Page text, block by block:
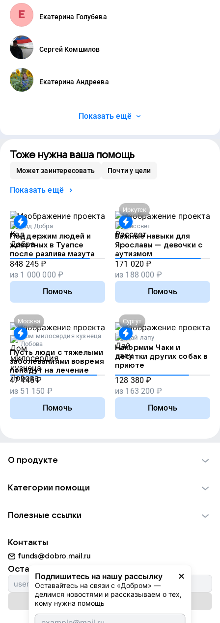
Екатерина Голубева
Сергей Комшилов
Екатерина Андреева
Показать ещё
Тоже нужна ваша помощь
Может заинтересовать Почти у цели
Показать ещё
Код Добра
Поддержим людей и
животных в Туапсе
после разлива мазута
848 245 ₽
из 1 000 000 ₽
Помочь
Иркутск
Рассвет
Важные навыки для
Ярославы — девочки с
аутизмом
171 020 ₽
из 188 000 ₽
Помочь
Москва
Дом милосердия кузнеца
Лобова
Пусть люди с тяжелыми
заболеваниями вовремя
попадут на лечение
47 446 ₽
из 51 150 ₽
Помочь
Сургут
Дай лапу
Накормим Чаки и
десятки других собак в
приюте
128 380 ₽
из 163 200 ₽
Помочь
Подпишитесь на нашу рассылку
Оставайтесь на связи с «Добром» —
делимся новостями и рассказываем о тех,
кому нужна помощь
О продукте
Использование материалов
Для НКО
Партнерам
Категории помощи
Пожилым
Животным
Природе
Культуре
Фондам
Полезные ссылки
Добрый день
Истории
Автоплатежи
Контакты
funds@dobro.mail.ru
Оставайтесь с нами
Подписаться на рассылку